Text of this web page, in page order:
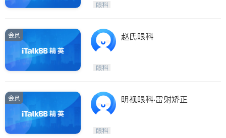
眼科
会员 赵氏眼科
眼科
会员 明视眼科‧雷射矫正
眼科